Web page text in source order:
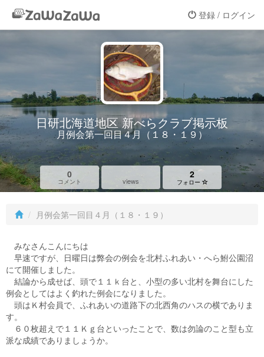
登録 / ログイン
日研北海道地区 新べらクラブ掲示板
月例会第一回目４月（１８・１９）
0
コメント views
2
フォロー
月例会第一回目４月（１８・１９）
みなさんこんにちは
早速ですが、日曜日は弊会の例会を北村ふれあい・へら鮒公園沼
にて開催しました。
結論から成せば、頭で１１ｋ台と、小型の多い北村を舞台にした
例会としてはよく釣れた例会になりました。
頭はＫ村会員で、ふれあいの道路下の北西角のハスの横でありま
す。
６０枚超えで１１Ｋｇ台といったことで、数は勿論のこと型も立
派な成績でありましょうか。